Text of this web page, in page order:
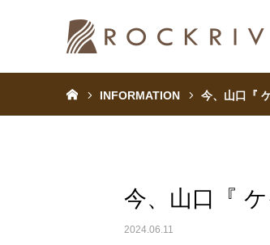
INFORMATION 今、山口『
今、山口『
2024.06.11